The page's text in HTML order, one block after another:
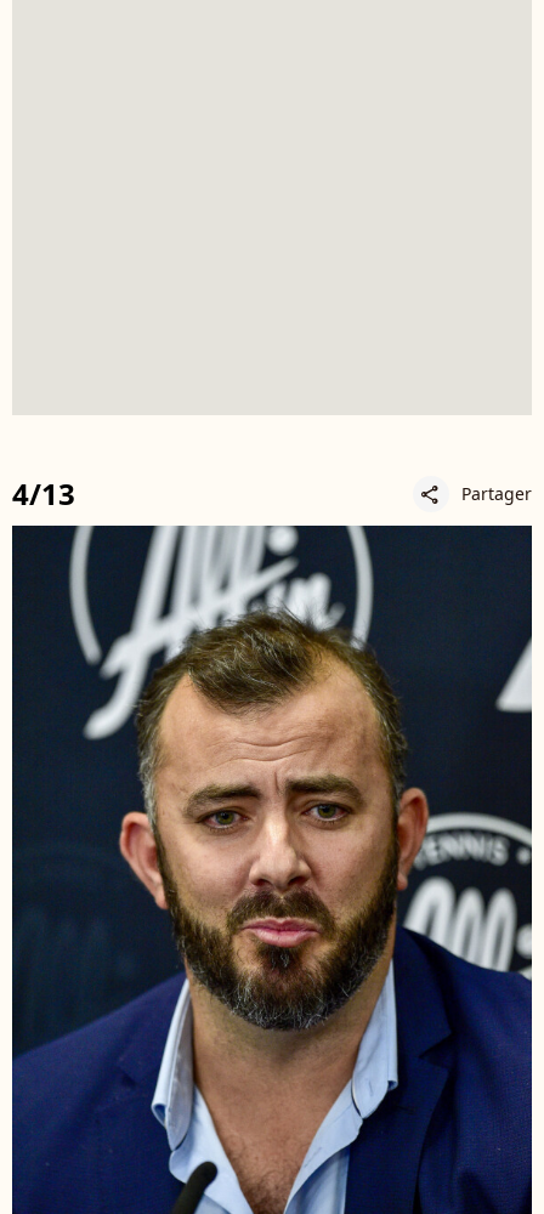
4/13 share Partager